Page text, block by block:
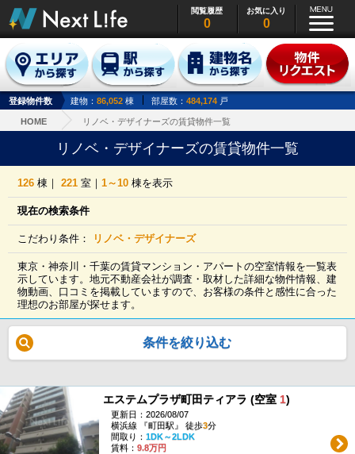
閲覧履歴
0
お気に入り
0
登録物件数 建物： 86,052 棟 部屋数： 484,174 戸
HOME リノベ・デザイナーズの賃貸物件一覧
リノベ・デザイナーズの賃貸物件一覧
126 棟｜221 室｜1～10 棟を表示
現在の検索条件
こだわり条件： リノベ・デザイナーズ
東京・神奈川・千葉の賃貸マンション・アパートの空室情報を一覧表
示しています。地元不動産会社が調査・取材した詳細な物件情報、建
物動画、口コミを掲載していますので、お客様の条件と感性に合った
理想のお部屋が探せます。
条件を絞り込む
エステムプラザ町田ティアラ (空室 1)
更新日：2026/08/07
横浜線 『町田駅』 徒歩3分
間取り： 1DK～2LDK
賃料： 9.8万円